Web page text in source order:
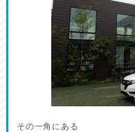
その一角にある